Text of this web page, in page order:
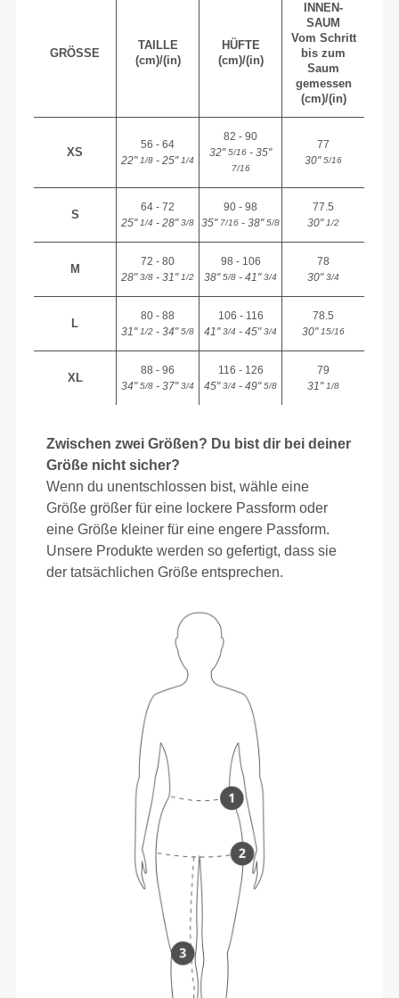
GRÖSSE
TAILLE
(cm)/(in)
HÜFTE
(cm)/(in)
INNEN-
SAUM
Vom Schritt
bis zum
Saum
gemessen
(cm)/(in)
XS
56 - 64
22"1/8 - 25"1/4
82 - 90
32"5/16 - 35"
7/16
77
30"5/16
S
64 - 72
25"1/4 - 28"3/8
90 - 98
35"7/16 - 38"5/8
77.5
30"1/2
M
72 - 80
28"3/8 - 31"1/2
98 - 106
38"5/8 - 41"3/4
78
30"3/4
L
80 - 88
31"1/2 - 34"5/8
106 - 116
41"3/4 - 45"3/4
78.5
30"15/16
XL
88 - 96
34"5/8 - 37"3/4
116 - 126
45"3/4 - 49"5/8
79
31"1/8
Zwischen zwei Größen? Du bist dir bei deiner
Größe nicht sicher?
Wenn du unentschlossen bist, wähle eine
Größe größer für eine lockere Passform oder
eine Größe kleiner für eine engere Passform.
Unsere Produkte werden so gefertigt, dass sie
der tatsächlichen Größe entsprechen.